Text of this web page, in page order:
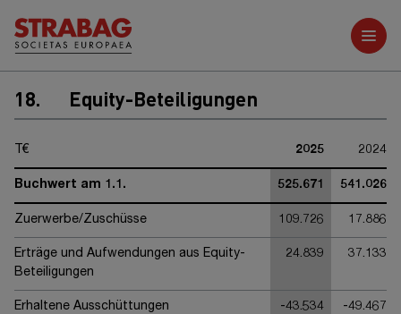
Weitere Berichte
18. Equity-Beteiligungen
T€ 2025 2024
Buchwert am 1.1. 525.671 541.026
Zuerwerbe/Zuschüsse 109.726 17.886
Erträge und Aufwendungen aus Equity-
Beteiligungen
24.839 37.133
Erhaltene Ausschüttungen -43.534 -49.467